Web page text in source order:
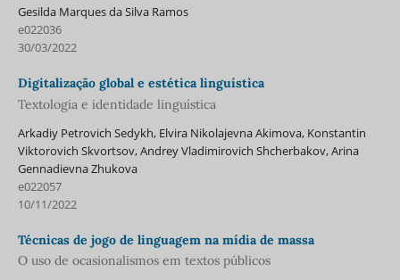
Gesilda Marques da Silva Ramos
e022036
30/03/2022
Digitalização global e estética linguística
Textologia e identidade linguística
Arkadiy Petrovich Sedykh, Elvira Nikolajevna Akimova, Konstantin
Viktorovich Skvortsov, Andrey Vladimirovich Shcherbakov, Arina
Gennadievna Zhukova
e022057
10/11/2022
Técnicas de jogo de linguagem na mídia de massa
O uso de ocasionalismos em textos públicos